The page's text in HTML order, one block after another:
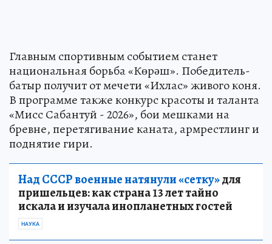
Главным спортивным событием станет
национальная борьба «Көрәш». Победитель-
батыр получит от мечети «Ихлас» живого коня.
В программе также конкурс красоты и таланта
«Мисс Сабантуй - 2026», бои мешками на
бревне, перетягивание каната, армрестлинг и
поднятие гири.
Над СССР военные натянули «сетку»для
пришельцев: как страна 13 лет тайно
искала и изучала инопланетных гостей
НАУКА